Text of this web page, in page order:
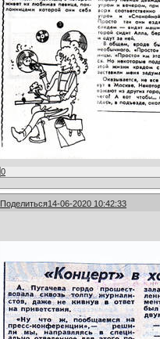
0
Поделиться14-06-2020 10:42:33